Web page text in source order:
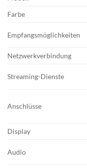
Farbe
Empfangsmöglichkeiten
Netzwerkverbindung
Streaming-Dienste
Anschlüsse
Display
Audio